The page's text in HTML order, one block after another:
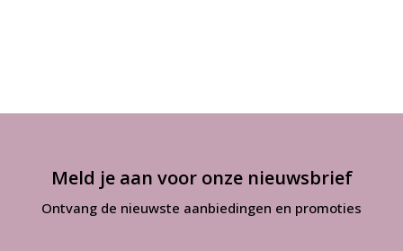
Meld je aan voor onze nieuwsbrief
Ontvang de nieuwste aanbiedingen en promoties